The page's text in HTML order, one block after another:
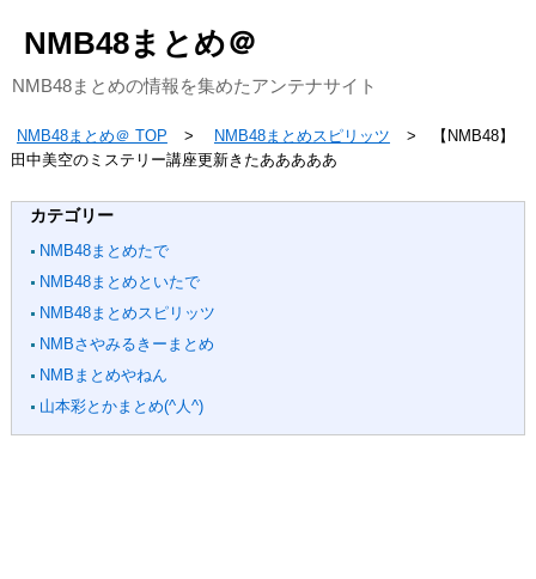
NMB48まとめ＠
NMB48まとめの情報を集めたアンテナサイト
NMB48まとめ＠ TOP NMB48まとめスピリッツ
【NMB48】
田中美空のミステリー講座更新きたあああああ
カテゴリー
NMB48まとめたで
NMB48まとめといたで
NMB48まとめスピリッツ
NMBさやみるきーまとめ
NMBまとめやねん
山本彩とかまとめ(^人^)